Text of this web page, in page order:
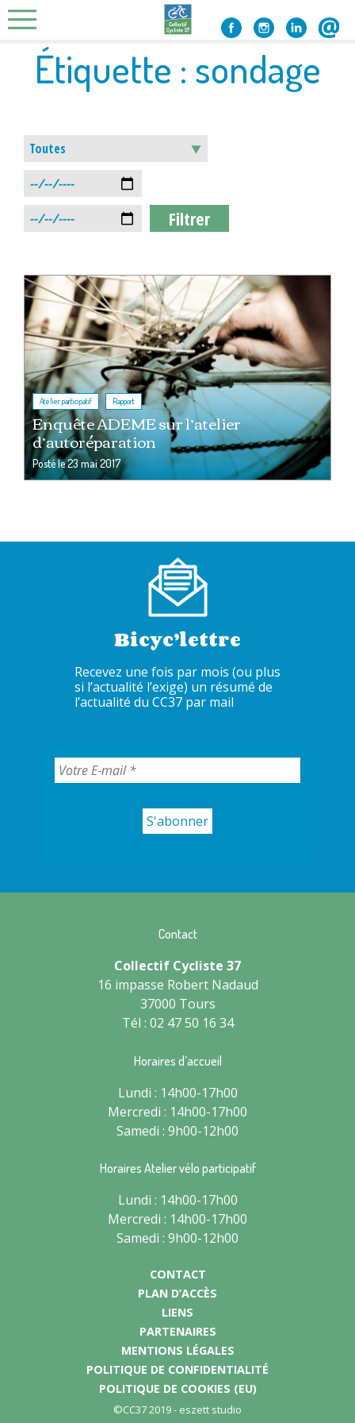
Skip
to
contentÉtiquette : sondage
Atelier participatif Rapport
Enquête ADEME sur l’atelier
d’autoréparation
Posté le23 mai 2017
Bicyc’lettre
Recevez une fois par mois (ou plus
si l’actualité l’exige) un résumé de
l’actualité du CC37 par mail
Contact
Collectif Cycliste 37
16 impasse Robert Nadaud
37000 Tours
Tél : 02 47 50 16 34
Horaires d’accueil
Lundi : 14h00-17h00
Mercredi : 14h00-17h00
Samedi : 9h00-12h00
Horaires Atelier vélo participatif
Lundi : 14h00-17h00
Mercredi : 14h00-17h00
Samedi : 9h00-12h00
CONTACT
PLAN D’ACCÈS
LIENS
PARTENAIRES
MENTIONS LÉGALES
POLITIQUE DE CONFIDENTIALITÉ
POLITIQUE DE COOKIES (EU)
©CC37 2019 - eszett studio